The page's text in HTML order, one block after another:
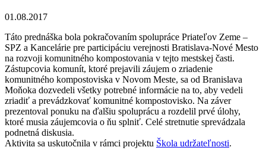
01.08.2017
Táto prednáška bola pokračovaním spolupráce Priateľov Zeme –
SPZ a Kancelárie pre participáciu verejnosti Bratislava-Nové Mesto
na rozvoji komunitného kompostovania v tejto mestskej časti.
Zástupcovia komunít, ktoré prejavili záujem o zriadenie
komunitného kompostoviska v Novom Meste, sa od Branislava
Moňoka dozvedeli všetky potrebné informácie na to, aby vedeli
zriadiť a prevádzkovať komunitné kompostovisko. Na záver
prezentoval ponuku na ďalšiu spoluprácu a rozdelil prvé úlohy,
ktoré musia záujemcovia o ňu splniť. Celé stretnutie sprevádzala
podnetná diskusia.
Aktivita sa uskutočnila v rámci projektu Škola udržateľnosti.